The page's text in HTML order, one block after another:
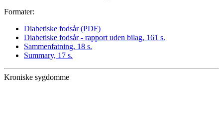
Formater:
Diabetiske fodsår (PDF)
Diabetiske fodsår - rapport uden bilag, 161 s.
Sammenfatning, 18 s.
Summary, 17 s.
Kroniske sygdomme